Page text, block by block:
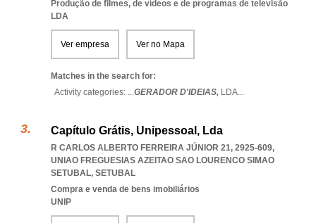
Produção de filmes, de vídeos e de programas de televisão
LDA
Ver empresa Ver no Mapa
Matches in the search for:
Activity categories: ...GERADOR D'IDEIAS, LDA...
Capítulo Grátis, Unipessoal, Lda
R CARLOS ALBERTO FERREIRA JÚNIOR 21, 2925-609,
UNIAO FREGUESIAS AZEITAO SAO LOURENCO SIMAO
SETUBAL, SETUBAL
Compra e venda de bens imobiliários
UNIP